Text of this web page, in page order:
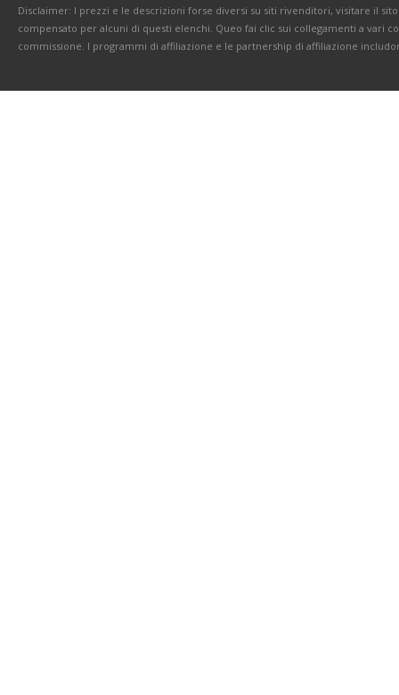
Disclaimer: I prezzi e le descrizioni forse diversi su siti rivenditori, visitare il
compensato per alcuni di questi elenchi. Queo fai clic sui collegamenti a vari
commissione. I programmi di affiliazione e le partnership di affiliazione